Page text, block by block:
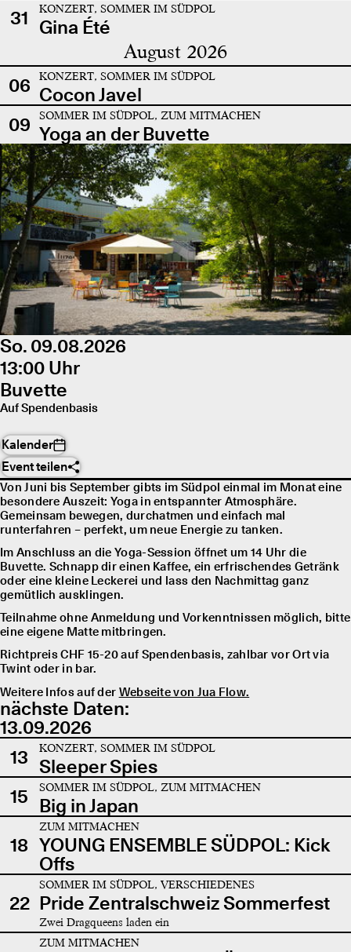
31
KONZERT, SOMMER IM SÜDPOL
Gina Été
August 2026
06 KONZERT, SOMMER IM SÜDPOL
Cocon Javel
09
SOMMER IM SÜDPOL, ZUM MITMACHEN
Yoga an der Buvette
So. 09.08.2026
13:00 Uhr
Buvette
Auf Spendenbasis
Kalender
Event teilen
Von Juni bis September gibts im Südpol einmal im Monat eine
besondere Auszeit: Yoga in entspannter Atmosphäre.
Gemeinsam bewegen, durchatmen und einfach mal
runterfahren – perfekt, um neue Energie zu tanken.
Im Anschluss an die Yoga-Session öffnet um 14 Uhr die
Buvette. Schnapp dir einen Kaffee, ein erfrischendes Getränk
oder eine kleine Leckerei und lass den Nachmittag ganz
gemütlich ausklingen.
Teilnahme ohne Anmeldung und Vorkenntnissen möglich, bitte
eine eigene Matte mitbringen.
Richtpreis CHF 15-20 auf Spendenbasis, zahlbar vor Ort via
Twint oder in bar.
Weitere Infos auf der Webseite von Jua Flow.
nächste Daten:
13.09.2026
13
KONZERT, SOMMER IM SÜDPOL
Sleeper Spies
15
SOMMER IM SÜDPOL, ZUM MITMACHEN
Big in Japan
18
ZUM MITMACHEN
YOUNG ENSEMBLE SÜDPOL: Kick
Offs
22
SOMMER IM SÜDPOL, VERSCHIEDENES
Pride Zentralschweiz Sommerfest
Zwei Dragqueens laden ein
ZUM MITMACHEN